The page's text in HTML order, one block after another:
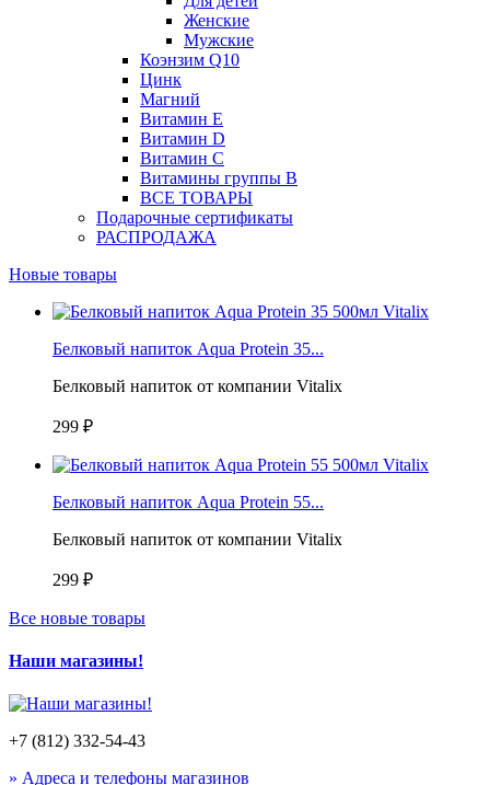
Женские
Мужские
Коэнзим Q10
Цинк
Магний
Витамин Е
Витамин D
Витамин С
Витамины группы B
ВСЕ ТОВАРЫ
Подарочные сертификаты
РАСПРОДАЖА
Новые товары
Белковый напиток Aqua Protein 35...
Белковый напиток от компании Vitalix
299 ₽
Белковый напиток Aqua Protein 55...
Белковый напиток от компании Vitalix
299 ₽
Все новые товары
Наши магазины!
+7 (812) 332-54-43
» Адреса и телефоны магазинов